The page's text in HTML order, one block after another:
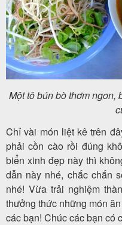
Một tô bún bò thơm ngon,
Chỉ vài món liệt kê trên
phải cồn cào rồi đúng
biển xinh đẹp này thì
dẫn này nhé, chắc chắn
nhé! Vừa trải nghiệm
thưởng thức những món
các bạn! Chúc các bạn có